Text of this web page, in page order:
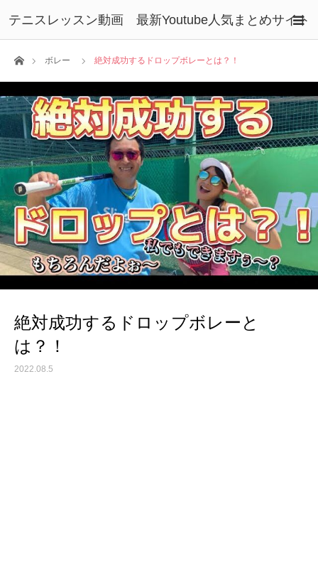
テニスレッスン動画 最新Youtube人気まとめサイト
ホームボレー 絶対成功するドロップボレーとは？！
絶対成功するドロップボレーと
は？！
2022.08.5